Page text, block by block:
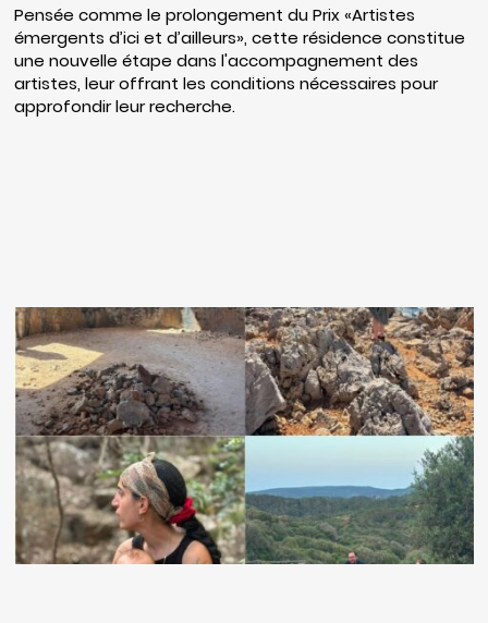
Pensée comme le prolongement du Prix «Artistes
émergents d’ici et d’ailleurs», cette résidence constitue
une nouvelle étape dans l'accompagnement des
artistes, leur offrant les conditions nécessaires pour
approfondir leur recherche.